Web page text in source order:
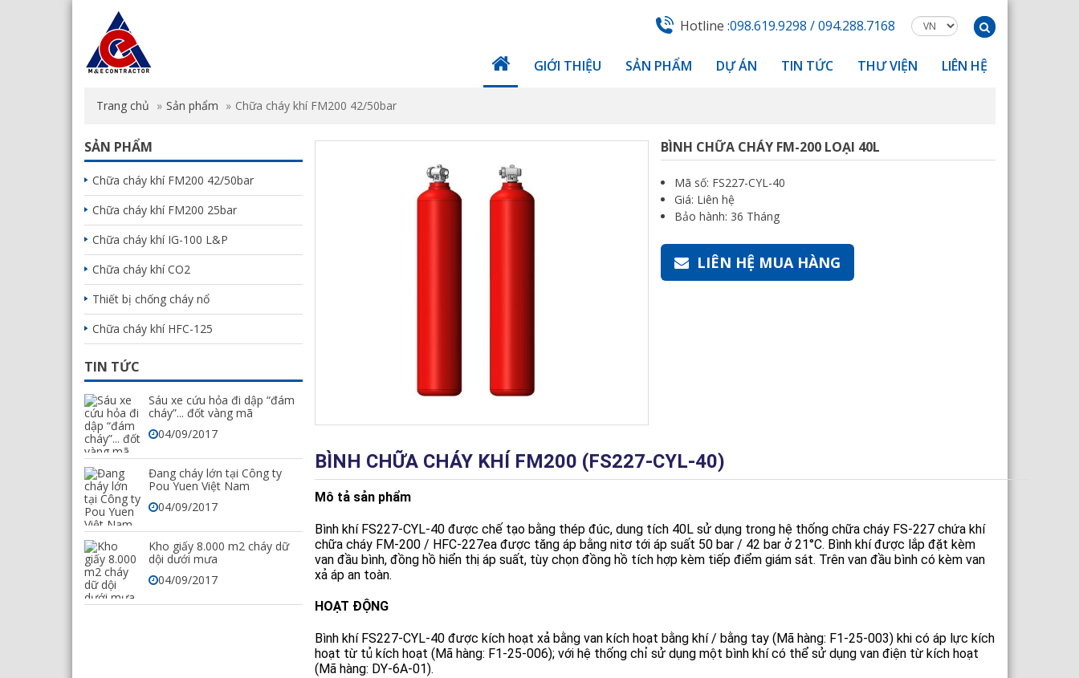
Hotline :098.619.9298 / 094.288.7168
GIỚI THIỆU SẢN PHẨM DỰ ÁN TIN TỨC THƯ VIỆN LIÊN HỆ
Trang chủ Sản phẩm Chữa cháy khí FM200 42/50bar
BÌNH CHỮA CHÁY FM-200 LOẠI 40L
Mã số: FS227-CYL-40
Giá: Liên hệ
Bảo hành: 36 Tháng
LIÊN HỆ MUA HÀNG
BÌNH CHỮA CHÁY KHÍ FM200 (FS227-CYL-40)
Mô tả sản phẩm
Bı̀nh khı́ FS227-CYL-40 được chế tạo bằng thép đúc, dung tı́ch 40L sử dụng trong hệ thống chữa cháy FS-227 chứa khı́
chữa cháy FM-200 / HFC-227ea được tăng áp bằng nitơ tới áp suất 50 bar / 42 bar ở 21°C. Bı̀nh khı́ được lắp đặt kèm
van đầu bı̀nh, đồng hồ hiển thị áp suất, tùy chọn đồng hồ tı́ch hợp kèm tiếp điểm giám sát. Trên van đầu bı̀nh có kèm van
xả áp an toàn.
HOẠT ĐỘNG
Bình khí FS227-CYL-40 được kích hoạt xả bằng van kích hoạt bằng khí / bằng tay (Mã hàng: F1-25-003) khi có áp lực kích
hoạt từ tủ kích hoạt (Mã hàng: F1-25-006); với hệ thống chỉ sử dụng một bình khí có thể sử dụng van điện từ kích hoạt
(Mã hàng: DY-6A-01).
SẢN PHẨM
Chữa cháy khí FM200 42/50bar
Chữa cháy khí FM200 25bar
Chữa cháy khí IG-100 L&P
Chữa cháy khí CO2
Thiết bị chống cháy nổ
Chữa cháy khí HFC-125
TIN TỨC
Sáu xe cứu hỏa đi dập “đám
cháy”... đốt vàng mã
04/09/2017
Đang cháy lớn tại Công ty
Pou Yuen Việt Nam
04/09/2017
Kho giấy 8.000 m2 cháy dữ
dội dưới mưa
04/09/2017